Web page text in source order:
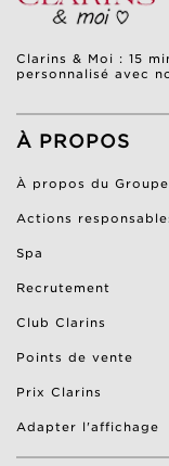
Clarins & Moi : 15
personnalisé avec
À PROPOS
À propos du
Actions
Spa
Recrutement
Club Clarins
Points de vente
Prix Clarins
Adapter l'affichage